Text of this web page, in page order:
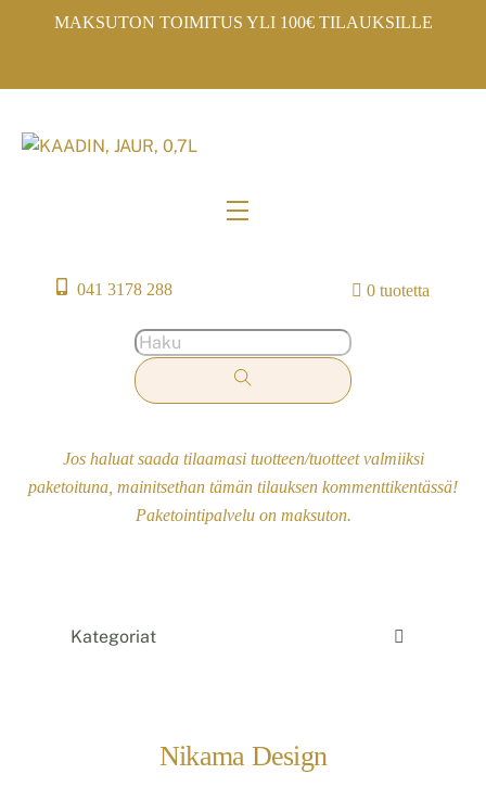
MAKSUTON TOIMITUS YLI 100€ TILAUKSILLE
Menu
041 3178 288 0 tuotetta
Jos haluat saada tilaamasi tuotteen/tuotteet valmiiksi
paketoituna, mainitsethan tämän tilauksen kommenttikentässä!
Paketointipalvelu on maksuton.
Kategoriat
Nikama Design